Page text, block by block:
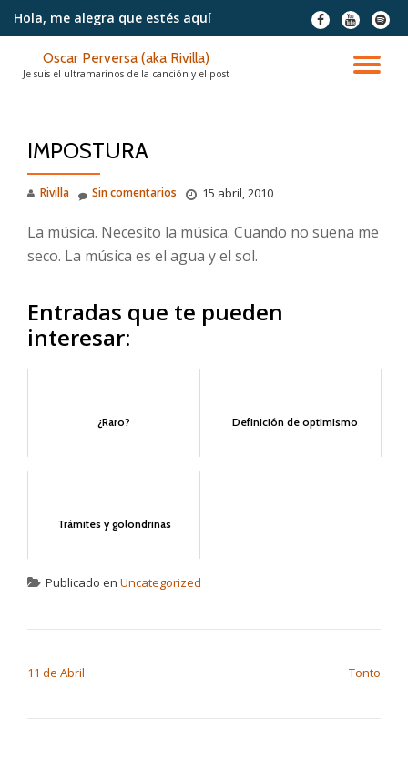
contenido
Hola, me alegra que estés aquí
fa-
facebook
fa-
youtube
fa-
spotify
Oscar Perversa (aka Rivilla)
Je suis el ultramarinos de la canción y el post
IMPOSTURA
Rivilla 15 abril, 2010
Sin comentarios
La música. Necesito la música. Cuando no suena me
seco. La música es el agua y el sol.
Entradas que te pueden
interesar:
¿Raro? Definición de optimismo
Trámites y golondrinas
Publicado en Uncategorized
11 de Abril Tonto